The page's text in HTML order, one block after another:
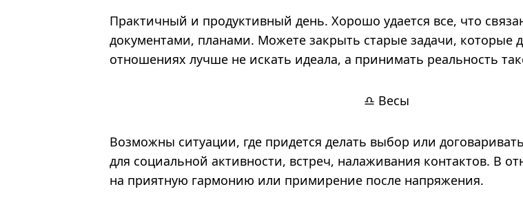
Практичный и продуктивный день. Хорошо удается все, что
документами, планами. Можете закрыть старые задачи, которые
отношениях лучше не искать идеала, а принимать реальность
♎ Весы
Возможны ситуации, где придется делать выбор или
для социальной активности, встреч, налаживания контактов. В
на приятную гармонию или примирение после напряжения.